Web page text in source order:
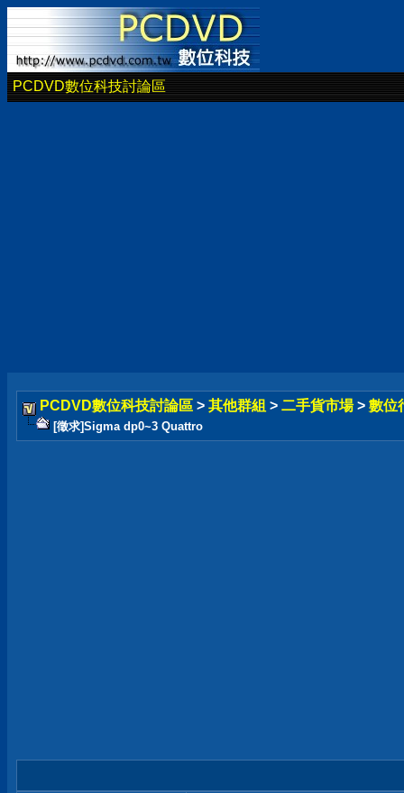
PCDVD數位科技討論區
PCDVD數位科技討論區 > 其他群組 > 二手貨市場 > 數位
[徵求]Sigma dp0~3 Quattro